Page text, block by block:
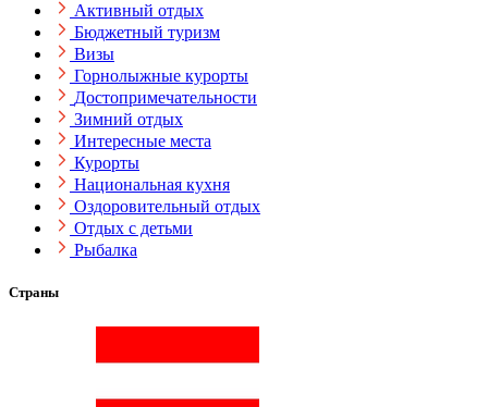
Активный отдых
Бюджетный туризм
Визы
Горнолыжные курорты
Достопримечательности
Зимний отдых
Интересные места
Курорты
Национальная кухня
Оздоровительный отдых
Отдых с детьми
Рыбалка
Страны